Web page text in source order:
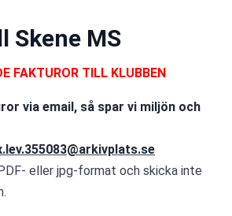
Skene MS
FAKTUROR TILL KLUBBEN
via email, så spar vi miljön och
eller jpg-format och skicka inte